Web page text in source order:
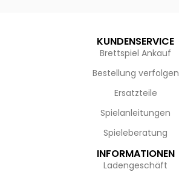
KUNDENSERVICE
Brettspiel Ankauf
Bestellung verfolgen
Ersatzteile
Spielanleitungen
Spieleberatung
INFORMATIONEN
Ladengeschäft